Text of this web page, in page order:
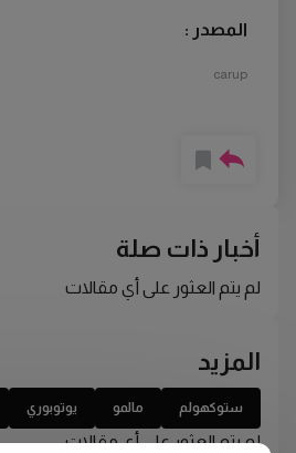
المصدر :
carup
أخبار ذات صلة
لم يتم العثور على أي مقالات
المزيد
ستوكهولم مالمو يوتوبوري
لم يتم العثور على أي مقالات